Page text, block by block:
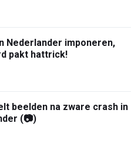
Nederlander imponeren,
pakt hattrick!
beelden na zware crash in
(📷)